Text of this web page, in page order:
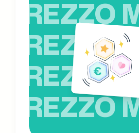
PREZZO
PREZZO
PREZZO
PREZZO